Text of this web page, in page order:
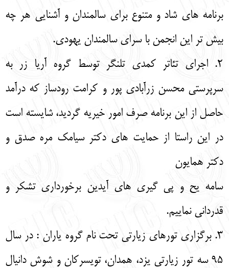
برنامه‌ های شاد و متنوع برای سالمندان و آشنایی هر چه
بیش‌ تر این انجمن با سرای سالمندان یهودی.
2. اجرای تئاتر کمدی تلنگر توسط گروه آریا زر به
سرپرستی محسن زرآبادی پور و کرامت رودساز که درآمد
حاصل از این برنامه صرف امور خیریه گردید، شایسته است
در این راستا از حمایت‌ های دکتر سیامک مره‌ صدق و
دکتر همایون
سامه‌ یح و پی‌ گیری‌ های آیدین برخورداری تشکر و
قدردانی نماییم.
3. برگزاری تورهای زیارتی تحت نام گروه یاران : در سال
95 سه تور زیارتی یزد، همدان، تویسرکان و شوش دانیال